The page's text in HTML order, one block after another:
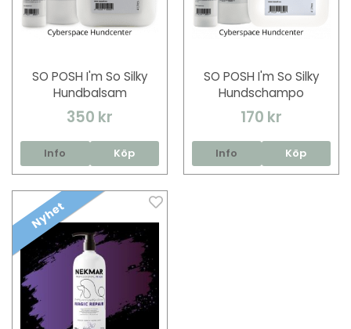
SO POSH I'm So Silky
Hundbalsam
350 kr
Info Köp
SO POSH I'm So Silky
Hundschampo
170 kr
Info Köp
Nyhet